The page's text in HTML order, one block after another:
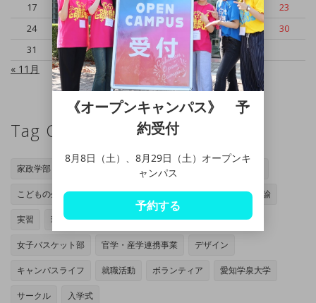
17
18 19 20 21 22
23
24
26 27 28 29
30
31
« 11月
Tag Cloud
家政学部 管理栄養士専攻
こどもの生活専攻 オープンキャンパス 授業 小学校教諭
実習 現代マネジメント学部 豊田キャンパス
女子バスケット部 官学・産学連携事業 デザイン
キャンパスライフ 就職活動 ボランティア 愛知学泉大学
サークル 入学式
《オープンキャンパス》 予
約受付
8月8日（土）、8月29日（土）オープンキ
ャンパス
予約する